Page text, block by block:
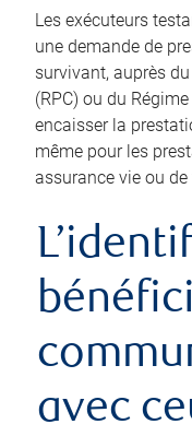
Les exécuteurs
une demande de
survivant, auprès
(RPC) ou du
encaisser la
même pour les
assurance vie ou
avec